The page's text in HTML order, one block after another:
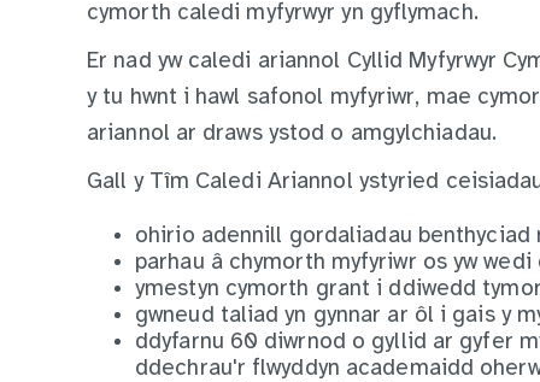
cymorth caledi myfyrwyr yn gyflymach.
Er nad yw caledi ariannol Cyllid Myfyrwyr
y tu hwnt i hawl safonol myfyriwr, mae
ariannol ar draws ystod o amgylchiadau.
Gall y Tîm Caledi Ariannol ystyried
ohirio adennill gordaliadau benthyciad
parhau â chymorth myfyriwr os yw
ymestyn cymorth grant i ddiwedd
gwneud taliad yn gynnar ar ôl i gais y
ddyfarnu 60 diwrnod o gyllid ar gyfer
ddechrau'r flwyddyn academaidd